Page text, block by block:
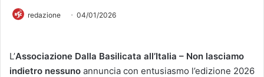
redazione 04/01/2026
L’Associazione Dalla Basilicata all’Italia – Non lasciamo
indietro nessuno annuncia con entusiasmo l’edizione 2026